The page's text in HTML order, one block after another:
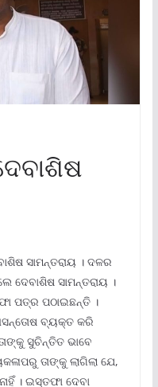
ସାମନ୍ତରାୟ । ଦଳର
ଦେବାଶିଷ ସାମନ୍ତରାୟ ।
ପତ୍ର ପଠାଇଛନ୍ତି ।
ବ୍ୟକ୍ତ କରି
ସୁଚିନ୍ତିତ ଭାବେ
ତାଙ୍କୁ ଲାଗିଲା ଯେ,
। ଇସ୍ତଫା ଦେବା